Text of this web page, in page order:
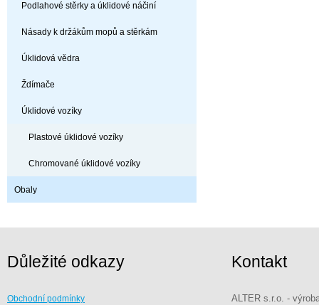
Podlahové stěrky a úklidové náčiní
Násady k držákům mopů a stěrkám
Úklidová vědra
Ždímače
Úklidové vozíky
Plastové úklidové vozíky
Chromované úklidové vozíky
Obaly
Důležité odkazy
Obchodní podmínky
Kontakt
ALTER s.r.o. -